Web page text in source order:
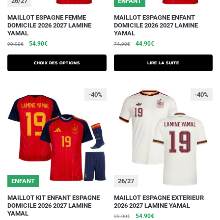
produit
MAILLOT ESPAGNE FEMME
DOMICILE 2026 2027 LAMINE
YAMAL
99.90€
Le
initial
était :
54.90€Le
actuel
est :
Choix des options
Ce
produit
a
variations.
peuvent
être
choisies
page
produit
MAILLOT ESPAGNE ENFANT
DOMICILE 2026 2027 LAMINE
YAMAL
74.90€
Le
initial
était :
44.90€Le
actuel
est :
Lire la suite
ENFANT
-40%
MAILLOT KIT ENFANT ESPAGNE
DOMICILE 2026 2027 LAMINE
YAMAL
Ce
produit
26/27
-40%
MAILLOT ESPAGNE EXTERIEUR
2026 2027 LAMINE YAMAL
99.90€ Le
54.90€Le
Ce
produit